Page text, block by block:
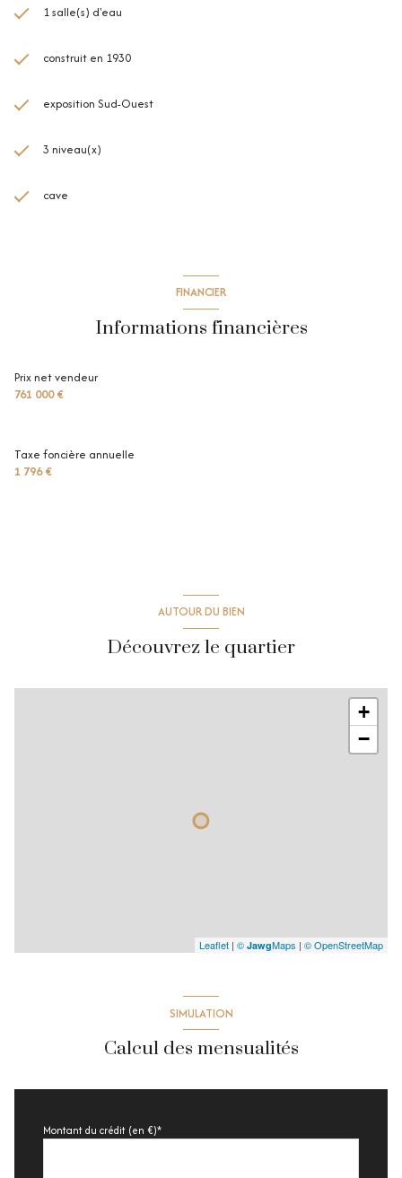
1 salle(s) d'eau
construit en 1930
exposition Sud-Ouest
3 niveau(x)
cave
FINANCIER
Informations financières
Prix net vendeur
761 000 €
Taxe foncière annuelle
1 796 €
AUTOUR DU BIEN
Découvrez le quartier
+
−
Leaflet | © JawgMaps | © OpenStreetMap
SIMULATION
Calcul des mensualités
Montant du crédit (en €)*